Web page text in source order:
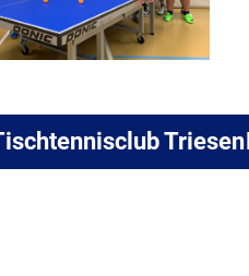
Triesen